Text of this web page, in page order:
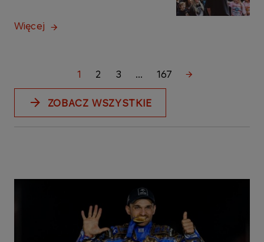
Więcej
1 2 3 ... 167
ZOBACZ WSZYSTKIE